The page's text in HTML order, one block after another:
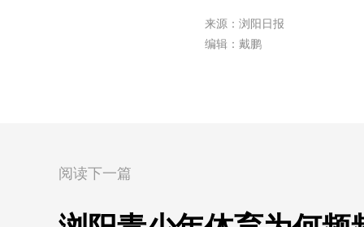
来源：浏阳日报
编辑：戴鹏
阅读下一篇